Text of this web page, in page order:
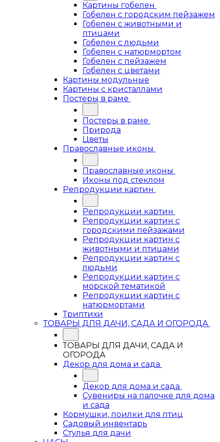
Картины гобелен
Гобелен с городским пейзажем
Гобелен с животными и
птицами
Гобелен с людьми
Гобелен с натюрмортом
Гобелен с пейзажем
Гобелен с цветами
Картины модульные
Картины с кристаллами
Постеры в раме
Постеры в раме
Природа
Цветы
Православные иконы
Православные иконы
Иконы под стеклом
Репродукции картин
Репродукции картин
Репродукции картин с
городскими пейзажами
Репродукции картин с
животными и птицами
Репродукции картин с
людьми
Репродукции картин с
морской тематикой
Репродукции картин с
натюрмортами
Триптихи
ТОВАРЫ ДЛЯ ДАЧИ, САДА И ОГОРОДА
ТОВАРЫ ДЛЯ ДАЧИ, САДА И
ОГОРОДА
Декор для дома и сада
Декор для дома и сада
Сувениры на палочке для дома
и сада
Кормушки, поилки для птиц
Садовый инвентарь
Стулья для дачи